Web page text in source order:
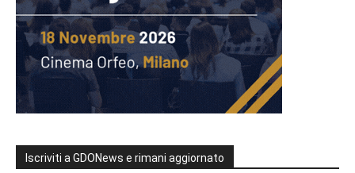
Iscriviti a GDONews e rimani aggiornato